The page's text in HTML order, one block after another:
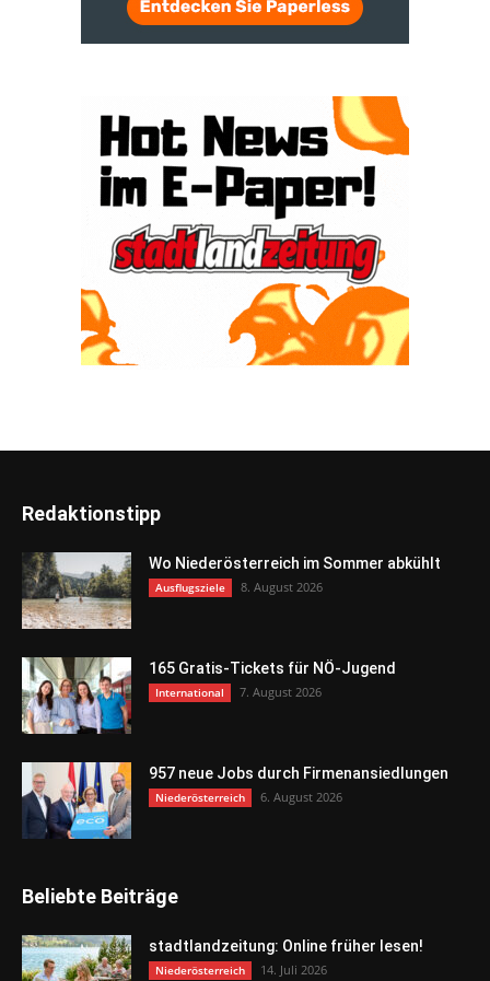
Redaktionstipp
Wo Niederösterreich im Sommer abkühlt
Ausflugsziele 8. August 2026
165 Gratis-Tickets für NÖ-Jugend
International 7. August 2026
957 neue Jobs durch Firmenansiedlungen
Niederösterreich 6. August 2026
Beliebte Beiträge
stadtlandzeitung: Online früher lesen!
Niederösterreich 14. Juli 2026